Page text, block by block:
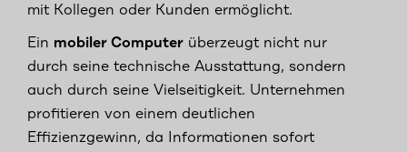
mit Kollegen oder Kunden ermöglicht.
Ein mobiler Computer überzeugt nicht nur
durch seine technische Ausstattung, sondern
auch durch seine Vielseitigkeit. Unternehmen
profitieren von einem deutlichen
Effizienzgewinn, da Informationen sofort